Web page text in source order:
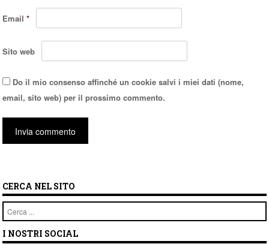
Email*
Sito web
Do il mio consenso affinché un cookie salvi i miei dati (nome,
email, sito web) per il prossimo commento.
CERCA NEL SITO
Cerca
I NOSTRI SOCIAL